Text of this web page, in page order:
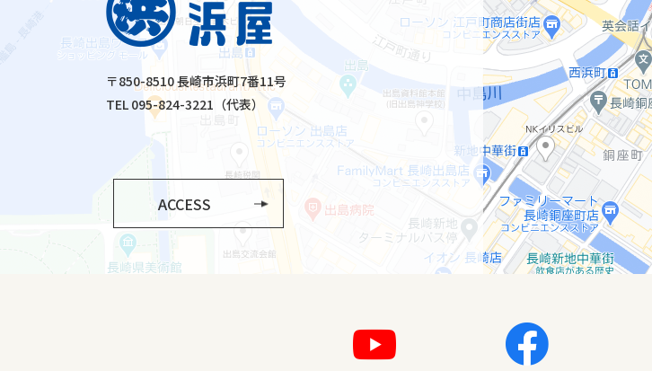
〒850-8510 長崎市浜町7番11号
TEL 095-824-3221（代表）
ACCESS